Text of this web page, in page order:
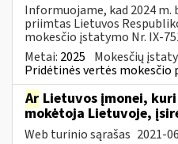
Informuojame, kad 2024 m.
priimtas Lietuvos
mokesčio įstatymo Nr. IX-
Metai: 2025 Mokesčių
Pridėtinės vertės mokesčio
Ar Lietuvos įmonei,
mokėtoja Lietuvoje,
Web turinio sąrašas 2021-